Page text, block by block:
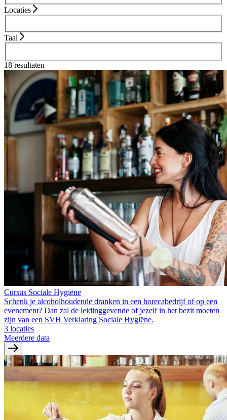
Locaties
Taal
18 resultaten
Cursus Sociale Hygiëne
Schenk je alcoholhoudende dranken in een horecabedrijf of op een
evenement? Dan zal de leidinggevende of jezelf in het bezit moeten
zijn van een SVH Verklaring Sociale Hygiëne.
3 locaties
Meerdere data